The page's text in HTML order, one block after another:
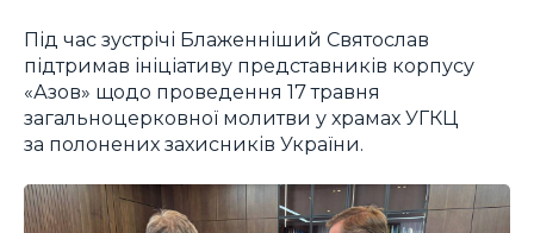
Під час зустрічі Блаженніший Святослав
підтримав ініціативу представників корпусу
«Азов» щодо проведення 17 травня
загальноцерковної молитви у храмах УГКЦ
за полонених захисників України.